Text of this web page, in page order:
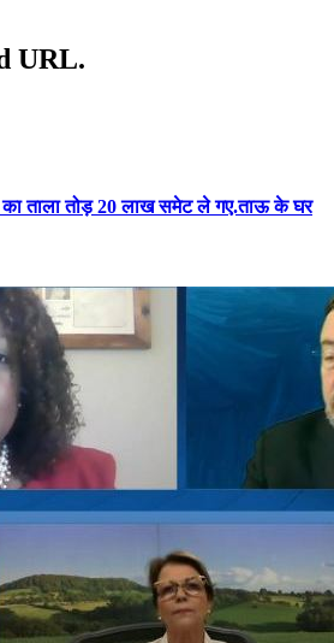
URL.
का ताला तोड़ 20 लाख समेट ले गए.ताऊ के घर